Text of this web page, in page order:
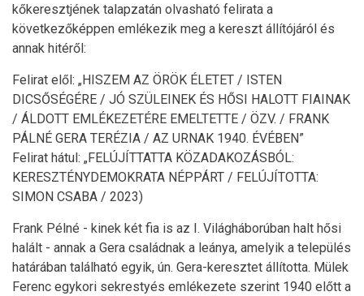
kőkeresztjének talapzatán olvasható felirata a
következőképpen emlékezik meg a kereszt állítójáról és
annak hitéről:
Felirat elől: „HISZEM AZ ÖRÖK ÉLETET / ISTEN
DICSŐSÉGÉRE / JÓ SZÜLEINEK ÉS HŐSI HALOTT FIAINAK
/ ÁLDOTT EMLÉKEZETÉRE EMELTETTE / ÖZV. / FRANK
PÁLNÉ GERA TERÉZIA / AZ URNAK 1940. ÉVÉBEN”
Felirat hátul: „FELÚJÍTTATTA KÖZADAKOZÁSBÓL:
KERESZTÉNYDEMOKRATA NÉPPÁRT / FELÚJÍTOTTA:
SIMON CSABA / 2023)
Frank Pélné - kinek két fia is az I. Világháborúban halt hősi
halált - annak a Gera családnak a leánya, amelyik a település
határában található egyik, ún. Gera-keresztet állította. Mülek
Ferenc egykori sekrestyés emlékezete szerint 1940 előtt a